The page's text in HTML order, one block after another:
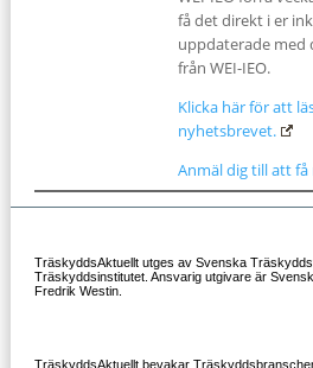
få det direkt i er
uppdaterade med
från WEI-IEO.
Klicka här för att
nyhetsbrevet.
Anmäl dig till att
TräskyddsAktuellt utges av Svenska
Träskyddsinstitutet. Ansvarig utgivare är
Fredrik Westin.
TräskyddsAktuellt bevakar